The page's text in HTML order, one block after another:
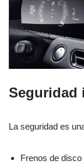
Seguridad
La seguridad es
Frenos de